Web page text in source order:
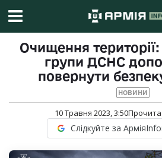
Очищення території:
групи ДСНС
повернути
НОВИНИ
10 Травня 2023, 3:50
Слідкуйте за